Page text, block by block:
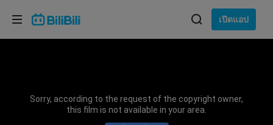
เปิดแอป
Sorry, according to the request of the copyright owner,
this film is not available in your area.
เลือกภาษา